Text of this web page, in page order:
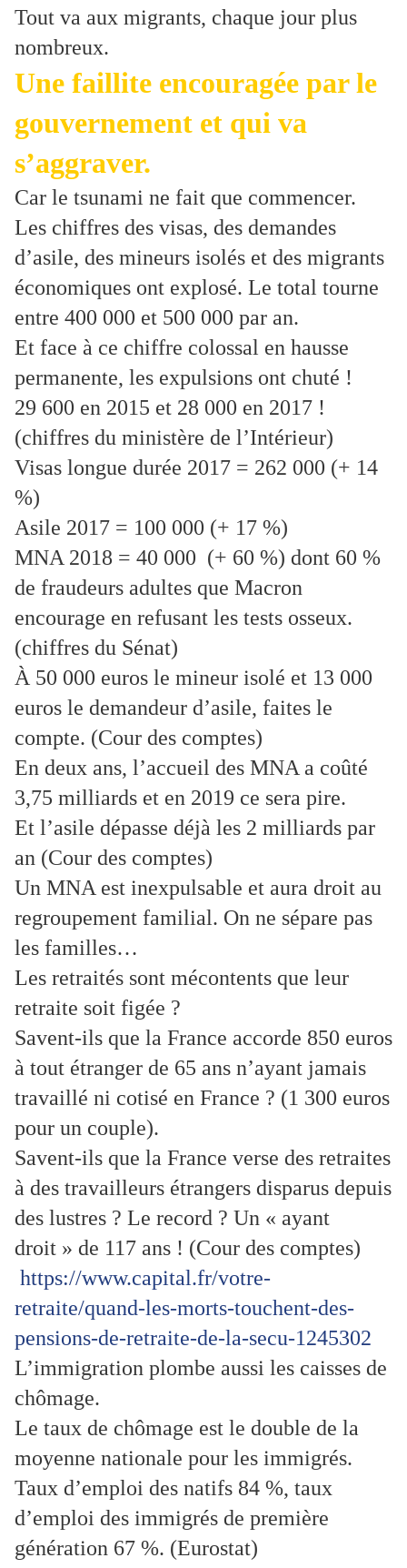
Tout va aux migrants, chaque jour plus
nombreux.
Une faillite encouragée par le
gouvernement et qui va
s’aggraver.
Car le tsunami ne fait que commencer.
Les chiffres des visas, des demandes
d’asile, des mineurs isolés et des migrants
économiques ont explosé. Le total tourne
entre 400 000 et 500 000 par an.
Et face à ce chiffre colossal en hausse
permanente, les expulsions ont chuté !
29 600 en 2015 et 28 000 en 2017 !
(chiffres du ministère de l’Intérieur)
Visas longue durée 2017 = 262 000 (+ 14
%)
Asile 2017 = 100 000 (+ 17 %)
MNA 2018 = 40 000 (+ 60 %) dont 60 %
de fraudeurs adultes que Macron
encourage en refusant les tests osseux.
(chiffres du Sénat)
À 50 000 euros le mineur isolé et 13 000
euros le demandeur d’asile, faites le
compte. (Cour des comptes)
En deux ans, l’accueil des MNA a coûté
3,75 milliards et en 2019 ce sera pire.
Et l’asile dépasse déjà les 2 milliards par
an (Cour des comptes)
Un MNA est inexpulsable et aura droit au
regroupement familial. On ne sépare pas
les familles…
Les retraités sont mécontents que leur
retraite soit figée ?
Savent-ils que la France accorde 850 euros
à tout étranger de 65 ans n’ayant jamais
travaillé ni cotisé en France ? (1 300 euros
pour un couple).
Savent-ils que la France verse des retraites
à des travailleurs étrangers disparus depuis
des lustres ? Le record ? Un « ayant
droit » de 117 ans ! (Cour des comptes)
https://www.capital.fr/votre-
retraite/quand-les-morts-touchent-des-
pensions-de-retraite-de-la-secu-1245302
L’immigration plombe aussi les caisses de
chômage.
Le taux de chômage est le double de la
moyenne nationale pour les immigrés.
Taux d’emploi des natifs 84 %, taux
d’emploi des immigrés de première
génération 67 %. (Eurostat)